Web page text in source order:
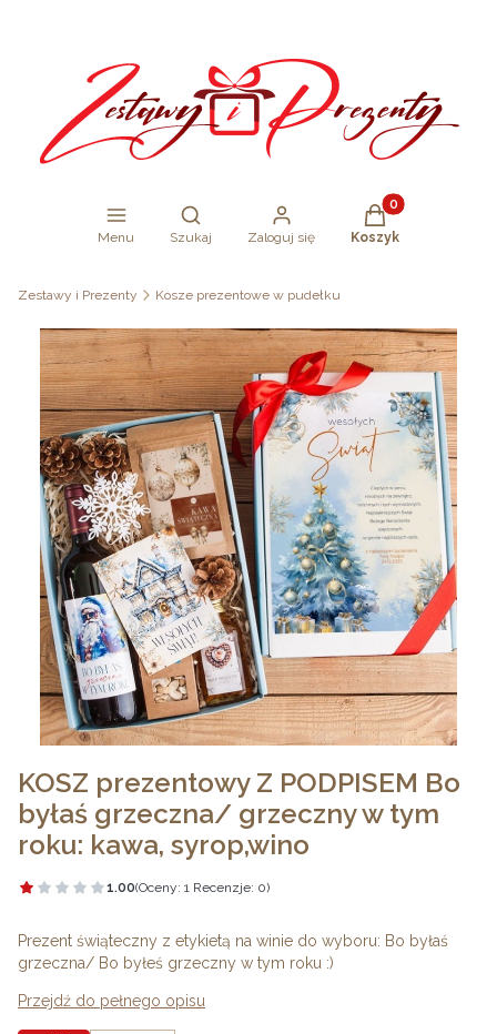
Menu
Otwórz wyszukiwarkę
Szukaj Zaloguj się
Produkty w
Koszyk
Zestawy i Prezenty Kosze prezentowe w pudełku
KOSZ prezentowy Z PODPISEM Bo
byłaś grzeczna/ grzeczny w tym
roku: kawa, syrop,wino
1.00(Oceny: 1 Recenzje: 0)
Przejdź do sekcji Opinie
Prezent świąteczny z etykietą na winie do wyboru: Bo byłaś
grzeczna/ Bo byłeś grzeczny w tym roku :)
Przejdź do pełnego opisu